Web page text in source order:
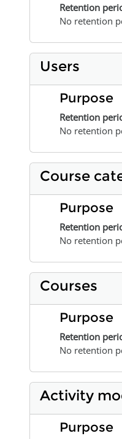
Retention
No retention
Users
Purpose
Retention
No retention
Course
Purpose
Retention
No retention
Courses
Purpose
Retention
No retention
Activity
Purpose